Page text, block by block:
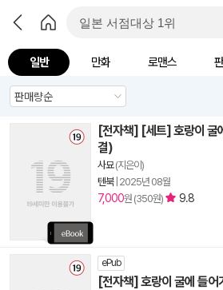
일반 만화 로맨스
[전자책] [세트] 호랑이 굴
결)
사묘(지은이)
텐북| 2025년 08월
7,000원 (350원) 9.8
ePub
[전자책] 호랑이 굴에 들어